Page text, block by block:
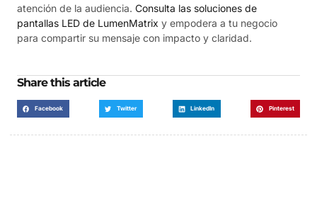
atención de la audiencia. Consulta las soluciones de
pantallas LED de LumenMatrix y empodera a tu negocio
para compartir su mensaje con impacto y claridad.
Share this article
Facebook Twitter LinkedIn Pinterest